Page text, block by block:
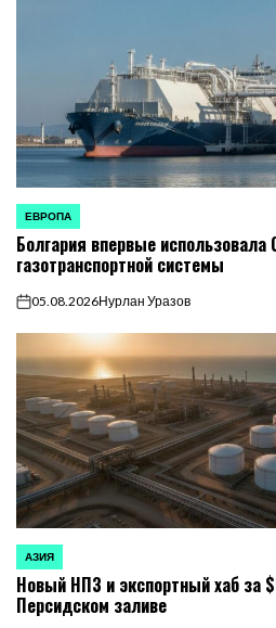
ОПУБЛИКОВАНО
В
ЕВРОПА
Болгария впервые
газотранспортной системы
on05.08.2026Нурлан Уразов
ОПУБЛИКОВАНО
В
АЗИЯ
Новый НПЗ и экспортный хаб за
Персидском заливе